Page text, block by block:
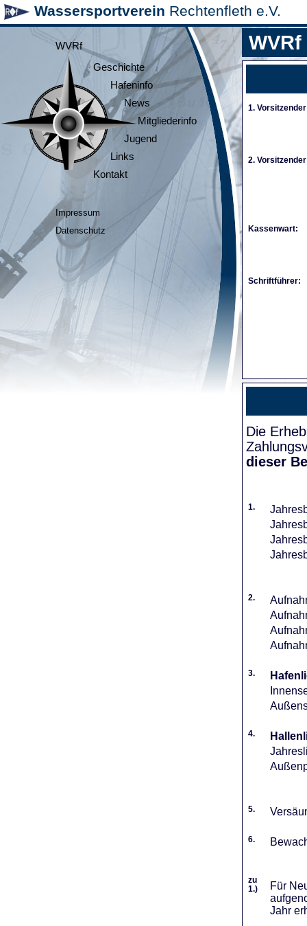
Wassersportverein Rechtenfleth e.V.
WVRf
Geschichte
Hafeninfo
News
Mitgliederinfo
Jugend
Links
Kontakt
Impressum
Datenschutz
WVRf
1.
2.
Kassenwart:
Schriftführer:
Die
dieser
1.
2.
3.
4.
5.
6.
zu
1.)
Für
Jahr